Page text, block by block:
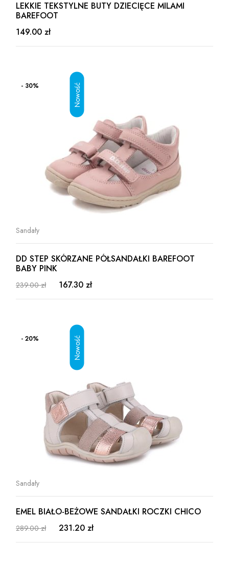
LEKKIE TEKSTYLNE BUTY DZIECIĘCE MILAMI
BAREFOOT
149.00 zł
- 30%
Sandały
DD STEP SKÓRZANE PÓŁSANDAŁKI BAREFOOT
BABY PINK
239.00 zł 167.30 zł
- 20%
Sandały
EMEL BIAŁO-BEŻOWE SANDAŁKI ROCZKI CHICO
289.00 zł 231.20 zł